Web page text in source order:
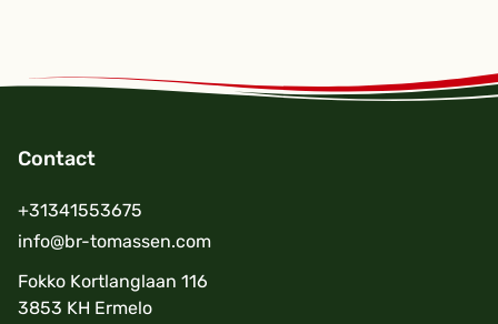
Footer
Contact
+31341553675
info@br-tomassen.com
Fokko Kortlanglaan 116
3853 KH Ermelo